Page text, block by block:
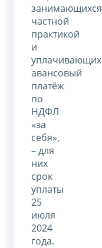
занимающихся
частной
практикой
и
уплачивающих
авансовый
платёж
по
НДФЛ
«за
себя»,
– для
них
срок
уплаты
25
июля
2024
года.